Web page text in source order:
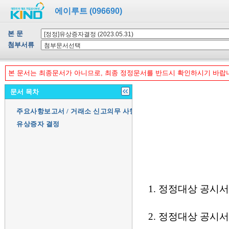
에이루트 (096690)
본 문
첨부서류
본 문서는 최종문서가 아니므로, 최종 정정문서를 반드시 확인하시기 바랍
문서 목차